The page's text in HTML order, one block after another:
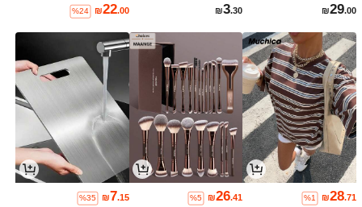
₪29.00
₪3.30
₪22.00
%24
₪28.71
%1
₪26.41
%5
₪7.15
%35